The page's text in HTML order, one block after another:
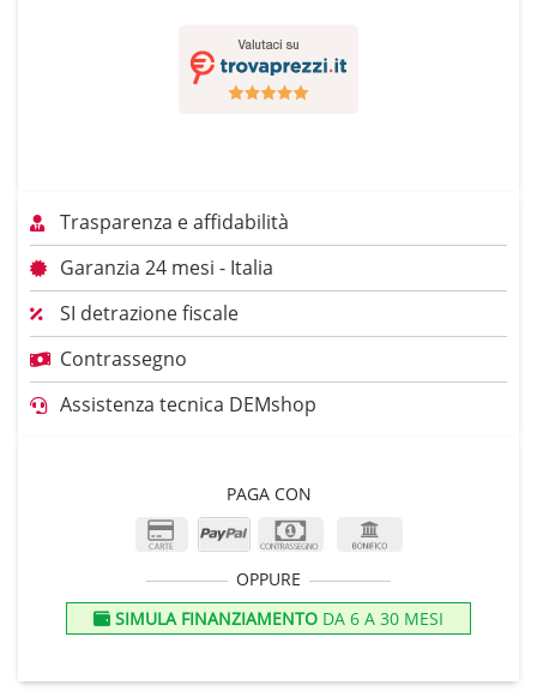
Trasparenza e affidabilità
Garanzia 24 mesi - Italia
SI detrazione fiscale
Contrassegno
Assistenza tecnica DEMshop
PAGA CON
OPPURE
SIMULA FINANZIAMENTO DA 6 A 30 MESI